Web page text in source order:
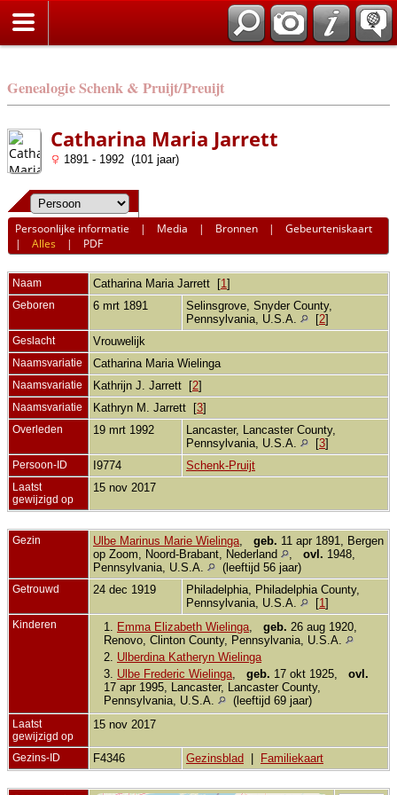
Genealogie Schenk & Pruijt/Preuijt
Catharina Maria Jarrett
1891 - 1992 (101 jaar)
Persoonlijke informatie | Media | Bronnen |Gebeurteniskaart
|Alles | PDF
Naam Catharina Maria Jarrett [1]
Geboren 6 mrt 1891
Selinsgrove, Snyder County,
Pennsylvania, U.S.A.
[2]
Geslacht Vrouwelijk
Naamsvariatie Catharina Maria Wielinga
Naamsvariatie Kathrijn J. Jarrett [2]
Naamsvariatie Kathryn M. Jarrett [3]
Overleden 19 mrt 1992
Lancaster, Lancaster County,
Pennsylvania, U.S.A.
[3]
Persoon-ID I9774 Schenk-Pruijt
Laatst
gewijzigd op
15 nov 2017
Gezin Ulbe Marinus Marie Wielinga, geb. 11 apr 1891, Bergen
op Zoom, Noord-Brabant, Nederland
, ovl. 1948,
Pennsylvania, U.S.A.
(leeftijd 56 jaar)
Getrouwd 24 dec 1919
Philadelphia, Philadelphia County,
Pennsylvania, U.S.A.
[1]
Kinderen 1. Emma Elizabeth Wielinga, geb. 26 aug 1920,
Renovo, Clinton County, Pennsylvania, U.S.A.
2. Ulberdina Katheryn Wielinga
3. Ulbe Frederic Wielinga, geb. 17 okt 1925, ovl.
17 apr 1995, Lancaster, Lancaster County,
Pennsylvania, U.S.A.
(leeftijd 69 jaar)
Laatst
gewijzigd op
15 nov 2017
Gezins-ID F4346 Gezinsblad Familiekaart